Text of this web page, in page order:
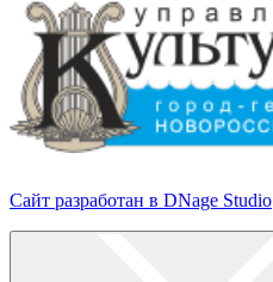
Сайт разработан в DNage Studio